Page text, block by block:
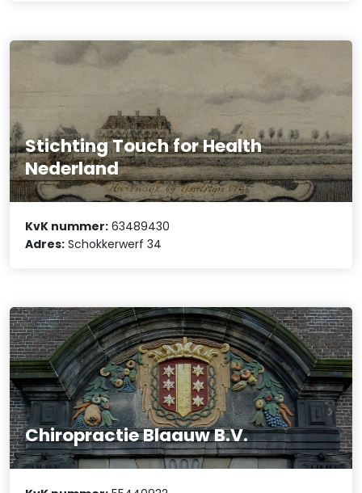
Stichting Touch for Health
Nederland
KvK nummer: 63489430
Adres: Schokkerwerf 34
Chiropractie Blaauw B.V.